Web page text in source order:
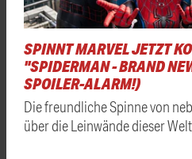
SPINNT MARVEL JETZT
"SPIDERMAN - BRAND
SPOILER-ALARM!)
Die freundliche Spinne von
über die Leinwände dieser